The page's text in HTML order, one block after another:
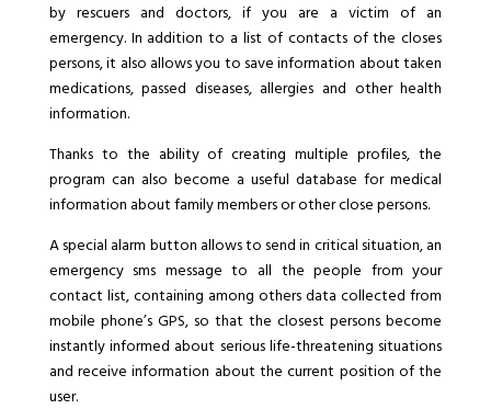
by rescuers and doctors, if you are a victim of an
emergency. In addition to a list of contacts of the closes
persons, it also allows you to save information about taken
medications, passed diseases, allergies and other health
information.
Thanks to the ability of creating multiple profiles, the
program can also become a useful database for medical
information about family members or other close persons.
A special alarm button allows to send in critical situation, an
emergency sms message to all the people from your
contact list, containing among others data collected from
mobile phone’s GPS, so that the closest persons become
instantly informed about serious life-threatening situations
and receive information about the current position of the
user.